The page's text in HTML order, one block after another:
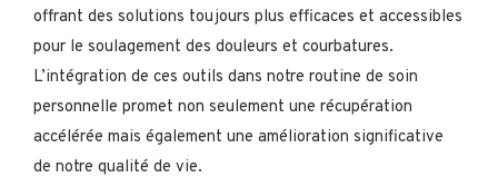
offrant des solutions toujours plus efficaces et accessibles
pour le soulagement des douleurs et courbatures.
L’intégration de ces outils dans notre routine de soin
personnelle promet non seulement une récupération
accélérée mais également une amélioration significative
de notre qualité de vie.